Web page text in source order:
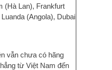
(Hà Lan), Frankfurt
(Angola), Dubai
vẫn chưa có hãng
từ Việt Nam đến